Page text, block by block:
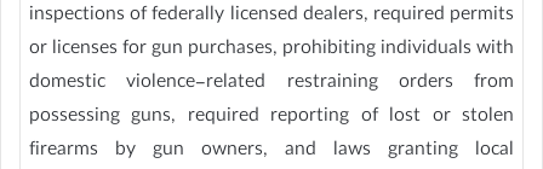
inspections of federally licensed dealers, required permits
or licenses for gun purchases, prohibiting individuals with
domestic violence-related restraining orders from
possessing guns, required reporting of lost or stolen
firearms by gun owners, and laws granting local